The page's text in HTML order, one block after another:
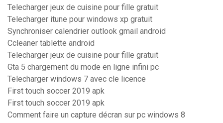
Telecharger jeux de cuisine pour fille gratuit
Telecharger itune pour windows xp gratuit
Synchroniser calendrier outlook gmail android
Ccleaner tablette android
Telecharger jeux de cuisine pour fille gratuit
Gta 5 chargement du mode en ligne infini pc
Telecharger windows 7 avec cle licence
First touch soccer 2019 apk
First touch soccer 2019 apk
Comment faire un capture décran sur pc windows 8